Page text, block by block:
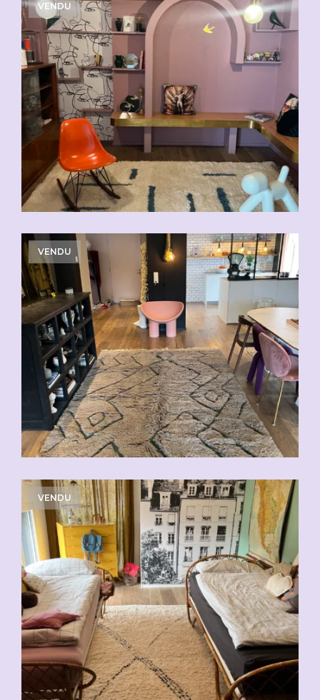
VENDU
VENDU
VENDU